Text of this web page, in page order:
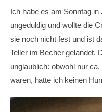
Ich habe es am Sonntag
ungeduldig und wollte die
sie noch nicht fest und ist
Teller im Becher gelandet.
unglaublich: obwohl nur
waren, hatte ich keinen